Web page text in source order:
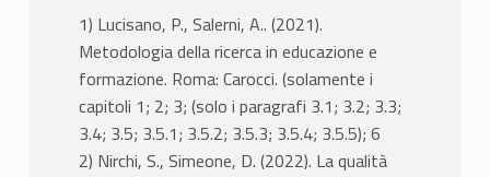
1) Lucisano, P., Salerni, A.. (2021).
Metodologia della ricerca in educazione e
formazione. Roma: Carocci. (solamente i
capitoli 1; 2; 3; (solo i paragrafi 3.1; 3.2; 3.3;
3.4; 3.5; 3.5.1; 3.5.2; 3.5.3; 3.5.4; 3.5.5); 6
2) Nirchi, S., Simeone, D. (2022). La qualità